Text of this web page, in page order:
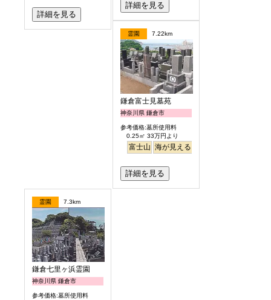
詳細を見る
詳細を見る
霊園 7.22km
鎌倉富士見墓苑
神奈川県 鎌倉市
参考価格:墓所使用料
0.25㎡ 33万円より
富士山 海が見える
詳細を見る
霊園 7.3km
鎌倉七里ヶ浜霊園
神奈川県 鎌倉市
参考価格:墓所使用料